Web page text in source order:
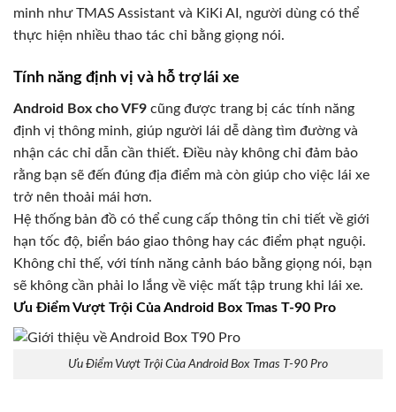
minh như TMAS Assistant và KiKi AI, người dùng có thể
thực hiện nhiều thao tác chỉ bằng giọng nói.
Tính năng định vị và hỗ trợ lái xe
Android Box cho VF9 cũng được trang bị các tính năng
định vị thông minh, giúp người lái dễ dàng tìm đường và
nhận các chỉ dẫn cần thiết. Điều này không chỉ đảm bảo
rằng bạn sẽ đến đúng địa điểm mà còn giúp cho việc lái xe
trở nên thoải mái hơn.
Hệ thống bản đồ có thể cung cấp thông tin chi tiết về giới
hạn tốc độ, biển báo giao thông hay các điểm phạt nguội.
Không chỉ thế, với tính năng cảnh báo bằng giọng nói, bạn
sẽ không cần phải lo lắng về việc mất tập trung khi lái xe.
Ưu Điểm Vượt Trội Của Android Box Tmas T-90 Pro
Ưu Điểm Vượt Trội Của Android Box Tmas T-90 Pro